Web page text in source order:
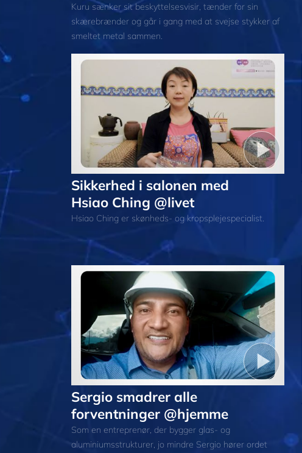
Kuru sænker sit beskyttelsesvisir, tænder for sin
skærebrænder og går i gang med at svejse stykker af
smeltet metal sammen.
Sikkerhed i salonen med
Hsiao Ching @livet
Hsiao Ching er skønheds- og kropsplejespecialist.
Sergio smadrer alle
forventninger @hjemme
Som en entreprenør, der bygger glas- og
aluminiumsstrukturer, jo mindre Sergio hører ordet